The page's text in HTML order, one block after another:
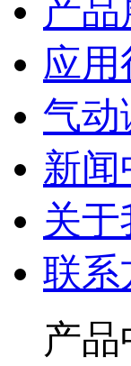
产品
应用
气动
新闻
关于
联系
产